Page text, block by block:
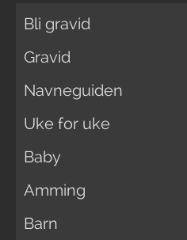
Bli gravid
Gravid
Navneguiden
Uke for uke
Baby
Amming
Barn